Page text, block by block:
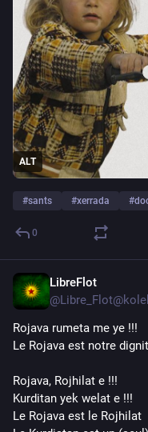
19.00h - Actualització
Síria
19.45h - Sopador.
20.15h - Projecció del
Porteu mantetes per fer
✌️ Jin, Jiyan, Azadî!
Bijî Berwxedana Kobanê!✌️
bcn.convoca.la/event/
ALT
#sants #xerrada #
0
LibreFlot
Rojava rumeta me ye !!!
Le Rojava est notre
Rojava, Rojhilat e !!!
Kurditan yek welat e !!!
Le Rojava est le Rojhilat